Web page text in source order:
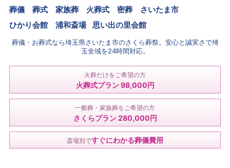
葬儀 葬式 家族葬 火葬式 密葬さいたま市
ひかり会館 浦和斎場 思い出の里会館
葬儀・お葬式なら埼玉県さいたま市のさくら葬祭。安心と誠実さで埼
玉全域を24時間対応。
火葬だけをご希望の方
火葬式プラン 98,000円
一般葬・家族葬をご希望の方
さくらプラン 280,000円
斎場別ですぐにわかる葬儀費用